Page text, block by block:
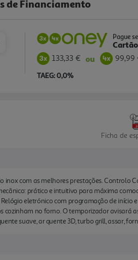
de Financiamento
Pague
133,33 € ou 99,99
TAEG: 0,0%
Ficha de
inox com as melhores prestações. Controlo
prático e intuitivo para máxima
eletrónico com programação de início
no forno. O temporizador avisará
suave, ar quente 3D, turbo grill, assar,